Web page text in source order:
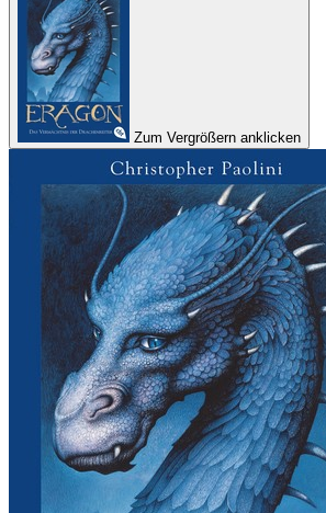
Zum Vergrößern anklicken